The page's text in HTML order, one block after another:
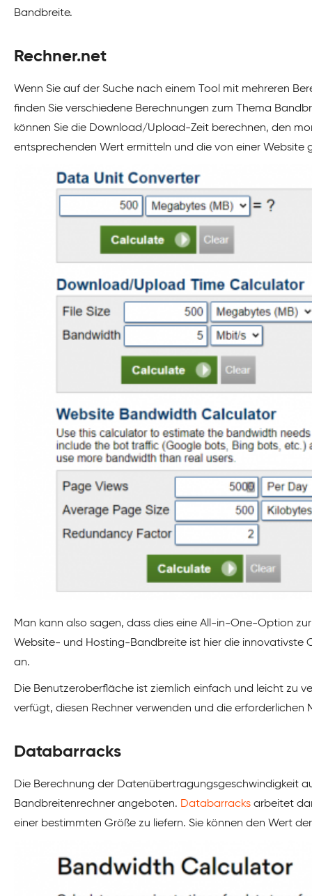
Bandbreite.
Rechner.net
Wenn Sie auf der Suche nach einem Tool mit mehreren
finden Sie verschiedene Berechnungen zum Thema
können Sie die Download/Upload-Zeit berechnen, den
entsprechenden Wert ermitteln und die von einer Website
Man kann also sagen, dass dies eine All-in-One-Option
Website- und Hosting-Bandbreite ist hier die innovativste
an.
Die Benutzeroberfläche ist ziemlich einfach und leicht zu
verfügt, diesen Rechner verwenden und die erforderlichen
Databarracks
Die Berechnung der Datenübertragungsgeschwindigkeit
Bandbreitenrechner angeboten. Databarracks arbeitet
einer bestimmten Größe zu liefern. Sie können den Wert